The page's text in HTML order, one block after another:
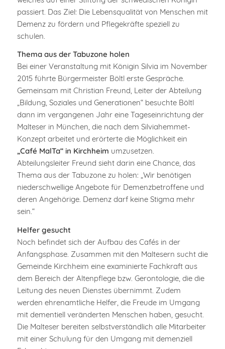
passiert. Das Ziel: Die Lebensqualität von Menschen mit
Demenz zu fördern und Pflegekräfte speziell zu
schulen.
Thema aus der Tabuzone holen
Bei einer Veranstaltung mit Königin Silvia im November
2015 führte Bürgermeister Böltl erste Gespräche.
Gemeinsam mit Christian Freund, Leiter der Abteilung
„Bildung, Soziales und Generationen“ besuchte Böltl
dann im vergangenen Jahr eine Tageseinrichtung der
Malteser in München, die nach dem Silviahemmet-
Konzept arbeitet und erörterte die Möglichkeit ein
„Café MalTa“ in Kirchheim umzusetzen.
Abteilungsleiter Freund sieht darin eine Chance, das
Thema aus der Tabuzone zu holen: „Wir benötigen
niederschwellige Angebote für Demenzbetroffene und
deren Angehörige. Demenz darf keine Stigma mehr
sein.“
Helfer gesucht
Noch befindet sich der Aufbau des Cafés in der
Anfangsphase. Zusammen mit den Maltesern sucht die
Gemeinde Kirchheim eine examinierte Fachkraft aus
dem Bereich der Altenpflege bzw. Gerontologie, die die
Leitung des neuen Dienstes übernimmt. Zudem
werden ehrenamtliche Helfer, die Freude im Umgang
mit dementiell veränderten Menschen haben, gesucht.
Die Malteser bereiten selbstverständlich alle Mitarbeiter
mit einer Schulung für den Umgang mit demenziell